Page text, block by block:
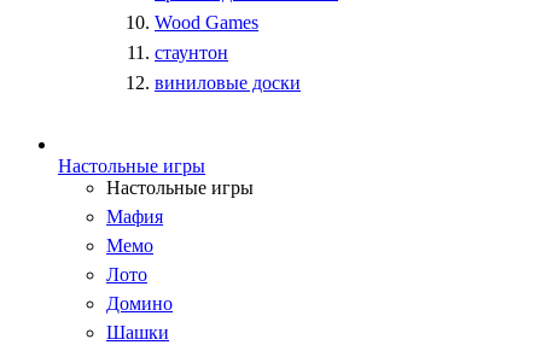
Wood Games
стаунтон
виниловые доски
Настольные игры
Настольные игры
Мафия
Мемо
Лото
Домино
Шашки